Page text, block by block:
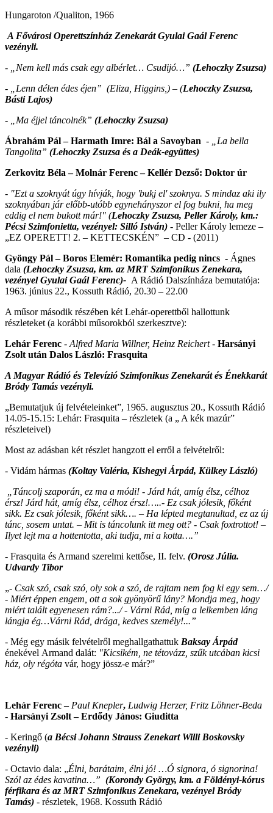
Hungaroton /Qualiton, 1966
A Fővárosi Operettszínház Zenekarát Gyulai Gaál Ferenc
vezényli.
-
Nem kell más csak egy albérlet… Csudijó…” (Lehoczky Zsuzsa)
- „Lenn délen édes éjen” (Eliza, Higgins,) – (Lehoczky Zsuzsa,
Básti Lajos)
- „Ma éjjel táncolnék” (Lehoczky Zsuzsa)
Ábrahám Pál – Harmath Imre: Bál a Savoyban -
„La bella
Tangolita” (Lehoczky Zsuzsa és a Deák-együttes)
Zerkovitz Béla – Molnár Ferenc – Kellér Dezső: Doktor úr
- "Ezt a szoknyát úgy hívják, hogy 'bukj el' szoknya. S mindaz aki ily
szoknyában jár előbb-utóbb egynehányszor el fog bukni, ha meg
eddig el nem bukott már!" (Lehoczky Zsuzsa, Peller Károly, km.:
Pécsi Szimfonietta, vezényel: Silló István) - Peller Károly lemeze –
„EZ OPERETT! 2. – KETTECSKÉN” – CD - (2011)
Gyöngy Pál – Boros Elemér: Romantika pedig nincs - Ágnes
dala (Lehoczky Zsuzsa, km. az MRT Szimfonikus Zenekara,
vezényel Gyulai Gaál Ferenc)- A Rádió Dalszínháza bemutatója:
1963. június 22., Kossuth Rádió, 20.30 – 22.00
A műsor második részében két Lehár-operettből hallottunk
részleteket (a korábbi műsorokból szerkesztve):
Lehár Ferenc - Alfred Maria Willner, Heinz Reichert - Harsányi
Zsolt után Dalos László: Frasquita
A Magyar Rádió és Televízió Szimfonikus Zenekarát és Énekkarát
Bródy Tamás vezényli.
„Bemutatjuk új felvételeinket”, 1965. augusztus 20., Kossuth Rádió
14.05-15.15: Lehár: Frasquita – részletek (a „ A kék mazúr”
részleteivel)
Most az adásban két részlet hangzott el erről a felvételről:
- Vidám hármas (Koltay Valéria, Kishegyi Árpád, Külkey László)
„Táncolj szaporán, ez ma a módi! - Járd hát, amíg élsz, célhoz
érsz! Járd hát, amíg élsz, célhoz érsz!…..- Ez csak jólesik, főként
sikk. Ez csak jólesik, főként sikk…. – Ha lépted megtanultad, ez az új
tánc, sosem untat. – Mit is táncolunk itt meg ott? - Csak foxtrottot! –
Ilyet lejt ma a hottentotta, aki tudja, mi a kotta….”
- Frasquita és Armand szerelmi kettőse, II. felv. (Orosz Júlia.
Udvardy Tibor
„- Csak szó, csak szó, oly sok a szó, de rajtam nem fog ki egy sem…/
- Miért éppen engem, ott a sok gyönyörű lány? Mondja meg, hogy
miért talált egyenesen rám?.../ - Várni Rád, míg a lelkemben láng
lángja ég…Várni Rád, drága, kedves személy!...”
- Még egy másik felvételről meghallgathattuk Baksay Árpád
énekével Armand dalát: "Kicsikém, ne tétovázz, szűk utcában kicsi
ház, oly régóta vár, hogy jössz-e már?”
Lehár Ferenc – Paul Knepler, Ludwig Herzer, Fritz Löhner-Beda
- Harsányi Zsolt – Erdődy János: Giuditta
- Keringő (a Bécsi Johann Strauss Zenekart Willi Boskovsky
vezényli)
- Octavio dala: „Élni, barátaim, élni jó! …Ó signora, ó signorina!
Szól az édes kavatina…” (Korondy György, km. a Földényi-kórus
férfikara és az MRT Szimfonikus Zenekara, vezényel Bródy
Tamás) - részletek, 1968. Kossuth Rádió